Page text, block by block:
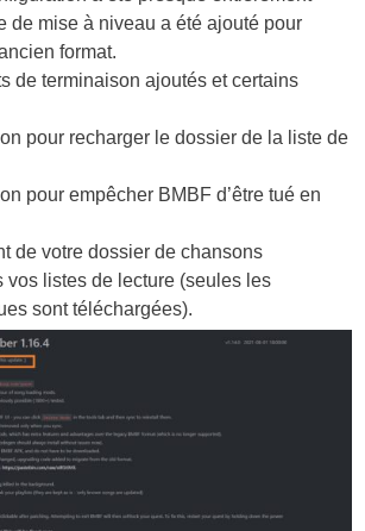
de mise à niveau a été ajouté pour
format.
de terminaison ajoutés et certains
pour recharger le dossier de la liste de
pour empêcher BMBF d’être tué en
de votre dossier de chansons
vos listes de lecture (seules les
sont téléchargées).